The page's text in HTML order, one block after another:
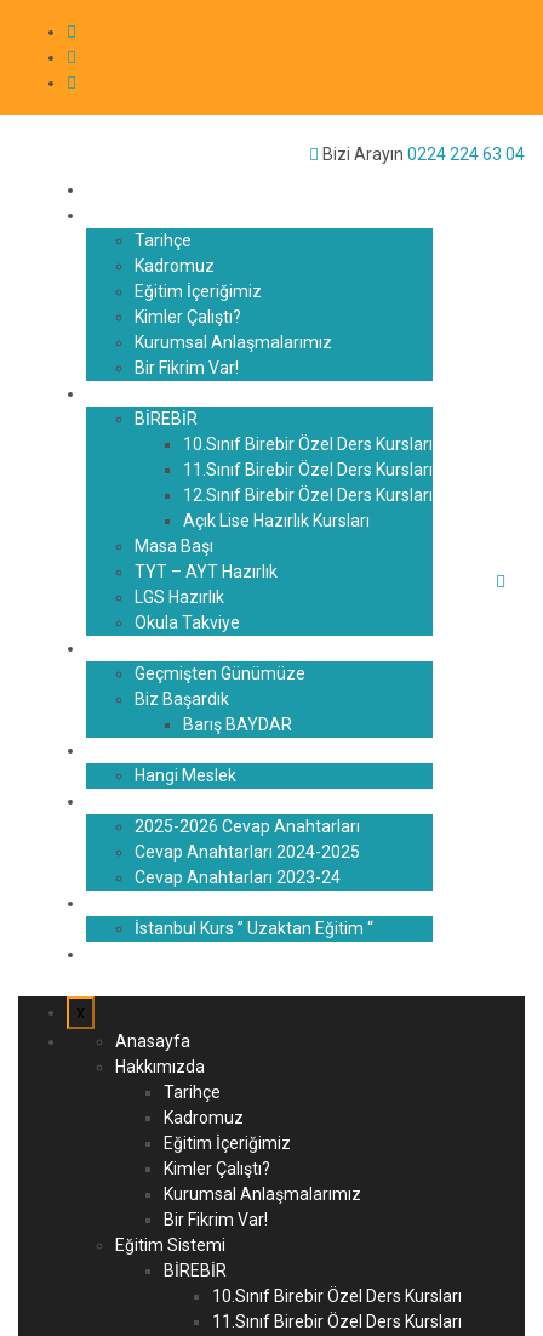
Bizi Arayın 0224 224 63 04
Tarihçe
Kadromuz
Eğitim İçeriğimiz
Kimler Çalıştı?
Kurumsal Anlaşmalarımız
Bir Fikrim Var!
BİREBİR
10.Sınıf Birebir Özel Ders Kursları
11.Sınıf Birebir Özel Ders Kursları
12.Sınıf Birebir Özel Ders Kursları
Açık Lise Hazırlık Kursları
Masa Başı
TYT – AYT Hazırlık
LGS Hazırlık
Okula Takviye
Geçmişten Günümüze
Biz Başardık
Barış BAYDAR
Hangi Meslek
2025-2026 Cevap Anahtarları
Cevap Anahtarları 2024-2025
Cevap Anahtarları 2023-24
İstanbul Kurs ” Uzaktan Eğitim “
x
Anasayfa
Hakkımızda
Tarihçe
Kadromuz
Eğitim İçeriğimiz
Kimler Çalıştı?
Kurumsal Anlaşmalarımız
Bir Fikrim Var!
Eğitim Sistemi
BİREBİR
10.Sınıf Birebir Özel Ders Kursları
11.Sınıf Birebir Özel Ders Kursları